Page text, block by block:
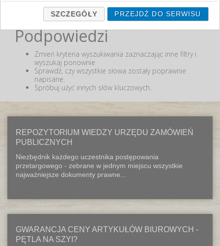
Nie odnaleziono produktów wg przyjętych kryteriów
lub podana fraza "" nie została odnaleziona.
Podpowiedzi
Zmień kryteria wyszukiwania zaznaczając inne filtry i
wyszukaj ponownie
Sprawdź, czy wszystkie słowa zostały poprawnie
napisane.
Spróbuj użyć innych słów kluczowych.
REPOZYTORIUM WIEDZY URZĘDU ZAMÓWIEŃ
PUBLICZNYCH
Niezbędnik każdego uczestnika postępowania
przetargowego - zebrane w jednym miejscu wszystkie
najważniejsze dokumenty prawne...
GWARANCJA CENY ARTYKUŁÓW BIUROWYCH -
PĘTLA NA SZYI?
Jeśli nie chcesz wyrazić zgody lub ograniczyć jej zakres, kliknij
„Szczegóły”, gdzie znajdziesz wszelkie informacje o tym jak to
zrobić . Te same informacje znajdziesz także na podstronie z
naszą polityką prywatności obowiązującą od 25 maja 2018.
W przypadku użytkowników zalogowanych, ważna jest Państwa
wcześniejsza zgoda której udzieliliście podczas zakładania
konta. Każda Państwa zgoda jest dobrowolna i można ją w
dowolnym momencie wycofać.
Polityka prywatności (rozwiń)
Klauzula Informacyjna (rozwiń)
Lista Zaufanych Partnerów (rozwiń)
SZCZEGÓŁY PRZEJDŹ DO SERWISU